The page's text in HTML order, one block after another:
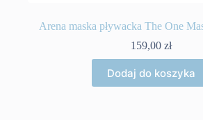
Arena maska pływacka The One
159,00 zł
Dodaj do koszyka